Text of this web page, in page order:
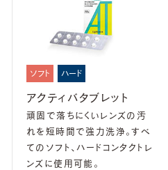
ソフト ハード
アクティバタブレット
頑固で落ちにくいレンズの汚
れを短時間で強力洗浄。すべ
てのソフト、ハードコンタクトレ
ンズに使用可能。